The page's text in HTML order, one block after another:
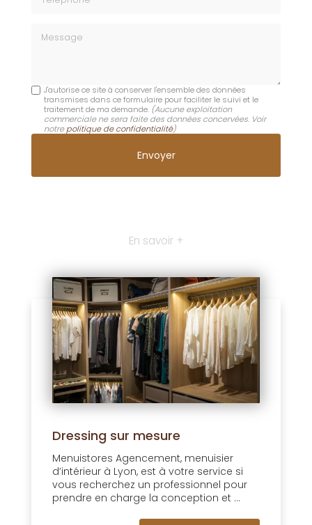
J'autorise ce site à conserver l'ensemble des données
transmises dans ce formulaire pour faciliter le suivi et le
traitement de ma demande. (Aucune exploitation
commerciale ne sera faite des données concervées. Voir
notrepolitique de confidentialité)
En savoir +
Dressing sur mesure
Menuistores Agencement, menuisier
d’intérieur à Lyon, est à votre service si
vous recherchez un professionnel pour
prendre en charge la conception et ...